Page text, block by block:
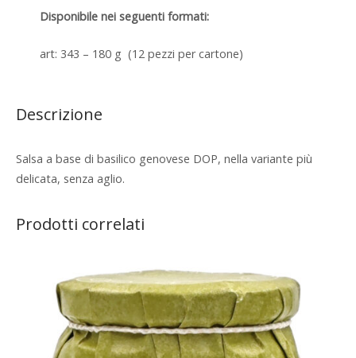
Disponibile nei seguenti formati:
art: 343 – 180 g (12 pezzi per cartone)
Descrizione
Salsa a base di basilico genovese DOP, nella variante più
delicata, senza aglio.
Prodotti correlati